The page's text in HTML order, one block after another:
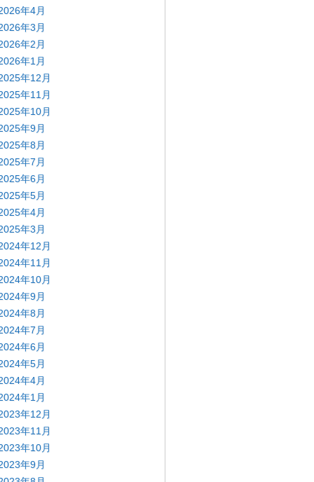
年4月
年3月
年2月
年1月
年12月
年11月
年10月
年9月
年8月
年7月
年6月
年5月
年4月
年3月
年12月
年11月
年10月
年9月
年8月
年7月
年6月
年5月
年4月
年1月
年12月
年11月
年10月
年9月